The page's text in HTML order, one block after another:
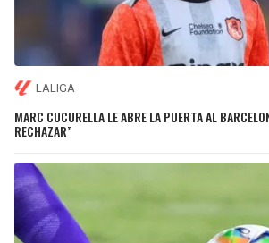
LALIGA
MARC CUCURELLA LE ABRE LA PUERTA AL
RECHAZAR”